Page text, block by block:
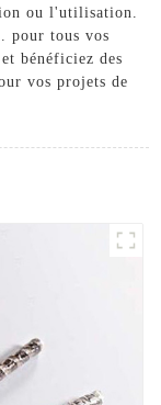
ou l'utilisation.
pour tous vos
bénéficiez des
vos projets de